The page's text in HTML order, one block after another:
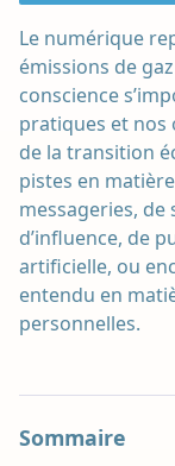
Le numérique
émissions de
conscience
pratiques et nos
de la transition
pistes en
messageries,
d’influence, de
artificielle, ou
entendu en
personnelles.
Sommaire